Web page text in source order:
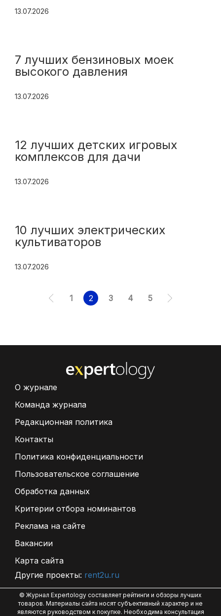
13.07.2026
7 лучших бензиновых моек
высокого давления
13.07.2026
12 лучших детских игровых
комплексов для дачи
13.07.2026
10 лучших электрических
культиваторов
13.07.2026
1 2 3 4 5
О журнале
Команда журнала
Редакционная политика
Контакты
Политика конфиденциальности
Пользовательское соглашение
Обработка данных
Критерии отбора номинантов
Реклама на сайте
Вакансии
Карта сайта
Другие проекты: rent2u.ru
© Журнал Expertology составляет рейтинги и обзоры лучших
товаров. Материалы сайта носят субъективный характер и не
являются руководством к покупке. Необходима консультация